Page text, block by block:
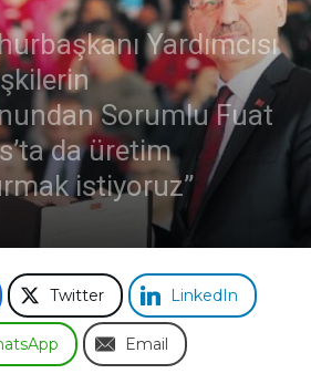
Ticaret
Odası
Yardımcısı
Sorumlu Fuat
da üretim
istiyoruz”
Twitter LinkedIn
Email